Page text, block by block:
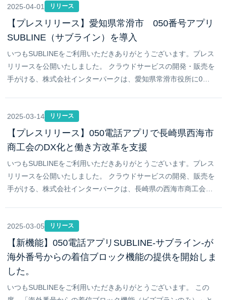
2025-04-01 リリース
【プレスリリース】愛知県常滑市 050番号アプリ
SUBLINE（サブライン）を導入
いつもSUBLINEをご利用いただきありがとうございます。プレス
リリースを公開いたしました。 クラウドサービスの開発・販売を
手がける、株式会社インターパークは、愛知県常滑市役所に0…
2025-03-14 リリース
【プレスリリース】050電話アプリで長崎県西海市
商工会のDX化と働き方改革を支援
いつもSUBLINEをご利用いただきありがとうございます。プレス
リリースを公開いたしました。 クラウドサービスの開発、販売を
手がける、株式会社インターパークは、長崎県の西海市商工会…
2025-03-05 リリース
【新機能】050電話アプリSUBLINE-サブライン-が
海外番号からの着信ブロック機能の提供を開始しま
した。
いつもSUBLINEをご利用いただきありがとうございます。 この